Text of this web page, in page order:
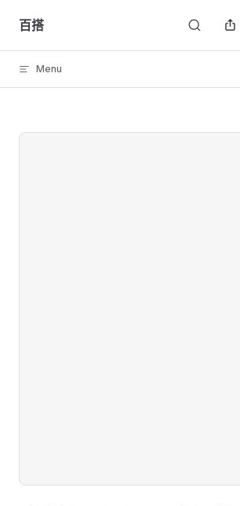
Skip to content
百搭
Menu